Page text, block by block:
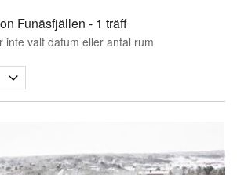
Funäsfjällen - 1 träff
inte valt datum eller antal rum